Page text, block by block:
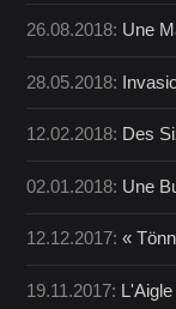
26.08.2018: Une
28.05.2018:
12.02.2018: Des
02.01.2018: Une
12.12.2017:«
19.11.2017: